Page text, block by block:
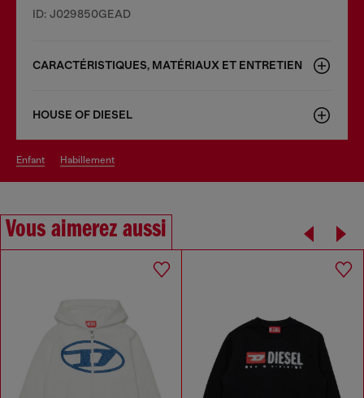
ID: J029850GEAD
CARACTÉRISTIQUES, MATÉRIAUX ET ENTRETIEN
HOUSE OF DIESEL
enfant habillement
Vous aimerez aussi